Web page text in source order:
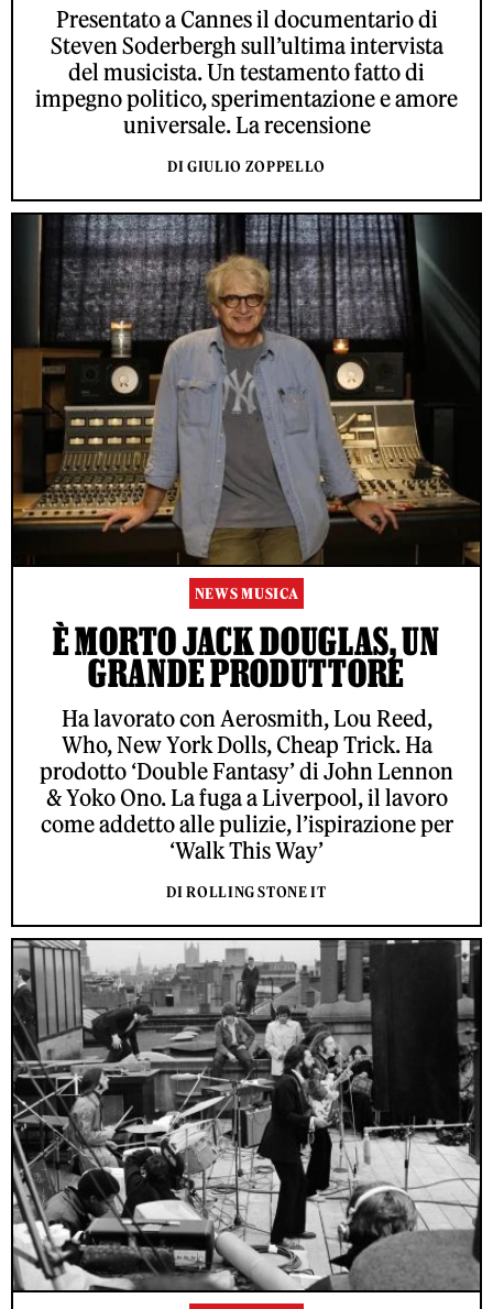
Presentato a Cannes il documentario di
Steven Soderbergh sull’ultima intervista
del musicista. Un testamento fatto di
impegno politico, sperimentazione e amore
universale. La recensione
DI GIULIO ZOPPELLO
NEWS MUSICA
È MORTO JACK DOUGLAS, UN
GRANDE PRODUTTORE
Ha lavorato con Aerosmith, Lou Reed,
Who, New York Dolls, Cheap Trick. Ha
prodotto ‘Double Fantasy’ di John Lennon
& Yoko Ono. La fuga a Liverpool, il lavoro
come addetto alle pulizie, l’ispirazione per
‘Walk This Way’
DI ROLLING STONE IT